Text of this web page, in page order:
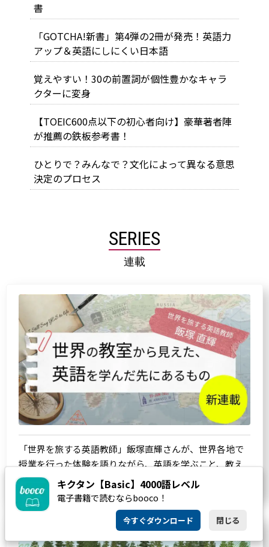
書
「GOTCHA!新書」第4弾の2冊が発売！英語力
アップ＆英語にしにくい日本語
覚えやすい！30の前置詞が個性豊かなキャラ
クターに変身
【TOEIC600点以下の初心者向け】豪華著者陣
が推薦の鉄板参考書！
ひとりで？みんなで？文化によって異なる意思
決定のプロセス
SERIES
連載
「世界を旅する英語教師」飯塚直輝さんが、世界各地で
授業を行った体験を語りながら、英語を学ぶこと、教え
ることの意味を探ります。
キクタン【Basic】4000語レベル
電子書籍で読むならbooco！
今すぐダウンロード 閉じる